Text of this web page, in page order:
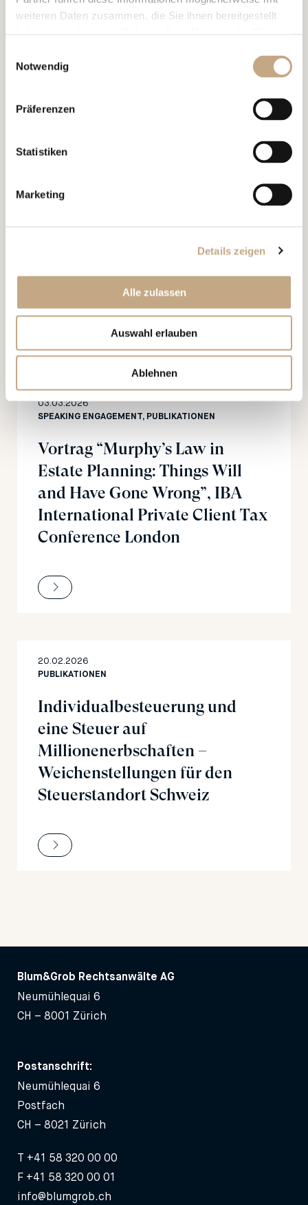
weiteren Daten zusammen, die Sie ihnen bereitgestellt
Notwendig
Präferenzen
Statistiken
Marketing
Details zeigen
Alle zulassen
Auswahl erlauben
Ablehnen
Verfügung gegen eine Bank
03.03.2026
SPEAKING ENGAGEMENT, PUBLIKATIONEN
Vortrag “Murphy’s Law in
Estate Planning: Things Will
and Have Gone Wrong”, IBA
International Private Client Tax
Conference London
20.02.2026
PUBLIKATIONEN
Individualbesteuerung und
eine Steuer auf
Millionenerbschaften –
Weichenstellungen für den
Steuerstandort Schweiz
Blum&Grob Rechtsanwälte AG
Neumühlequai 6
CH – 8001 Zürich
Postanschrift:
Neumühlequai 6
Postfach
CH – 8021 Zürich
T +41 58 320 00 00
F +41 58 320 00 01
info@blumgrob.ch